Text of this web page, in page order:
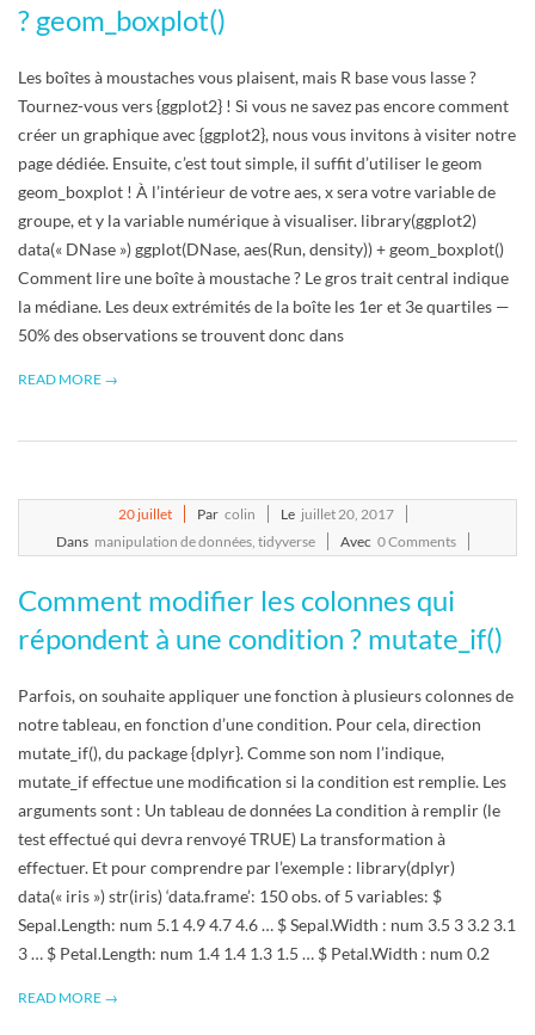
? geom_boxplot()
Les boîtes à moustaches vous plaisent, mais R base vous lasse ?
Tournez-vous vers {ggplot2} ! Si vous ne savez pas encore comment
créer un graphique avec {ggplot2}, nous vous invitons à visiter notre
page dédiée. Ensuite, c’est tout simple, il suffit d’utiliser le geom
geom_boxplot ! À l’intérieur de votre aes, x sera votre variable de
groupe, et y la variable numérique à visualiser. library(ggplot2)
data(« DNase ») ggplot(DNase, aes(Run, density)) + geom_boxplot()
Comment lire une boîte à moustache ? Le gros trait central indique
la médiane. Les deux extrémités de la boîte les 1er et 3e quartiles —
50% des observations se trouvent donc dans
READ MORE →
20juillet Par colin Le juillet 20, 2017
Dans manipulation de données, tidyverse Avec 0 Comments
Comment modifier les colonnes qui
répondent à une condition ? mutate_if()
Parfois, on souhaite appliquer une fonction à plusieurs colonnes de
notre tableau, en fonction d’une condition. Pour cela, direction
mutate_if(), du package {dplyr}. Comme son nom l’indique,
mutate_if effectue une modification si la condition est remplie. Les
arguments sont : Un tableau de données La condition à remplir (le
test effectué qui devra renvoyé TRUE) La transformation à
effectuer. Et pour comprendre par l’exemple : library(dplyr)
data(« iris ») str(iris) ‘data.frame’: 150 obs. of 5 variables: $
Sepal.Length: num 5.1 4.9 4.7 4.6 … $ Sepal.Width : num 3.5 3 3.2 3.1
3 … $ Petal.Length: num 1.4 1.4 1.3 1.5 … $ Petal.Width : num 0.2
READ MORE →